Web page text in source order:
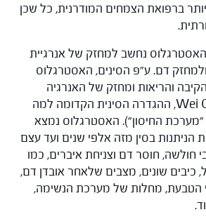
ברפואת הצמחים המודרנית, כל שכן
נחשב למחזק של אנרגיית
ולמחזק דם. ע"פ הסינים, האסטרגלוס
והריאות ומחזק של האנרגיה
המגוננת של הגוף ((Wei Qi, ההגדרה הסינית הקדומה למה
החיסון"). האסטרגלוס נמצא
הניתנות בסין מזה אלפי שנים ועד עצם
חולשה, חוסר דם וצניחת איברים, כמו
כיבים שונים, מצבים שלאחר אובדן דם,
הטבעת, מחלות של מערכת הנשימה,